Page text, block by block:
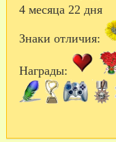
4 месяца 22 дня
Знаки отличия:
Награды: